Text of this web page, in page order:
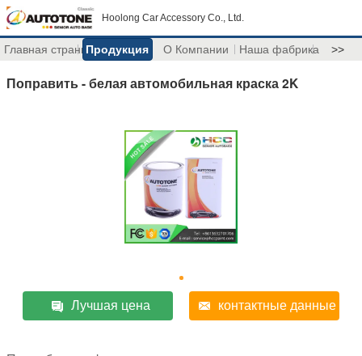
Hoolong Car Accessory Co., Ltd.
Главная страницаПродукция О Компании Наша фабрика >>
Поправить - белая автомобильная краска 2K
Лучшая цена контактные данные